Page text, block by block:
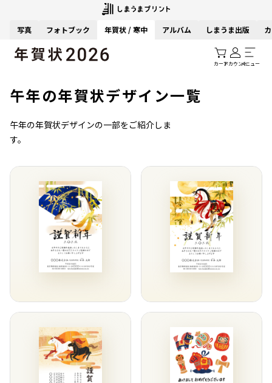
写真 フォトブック 年賀状 / 寒中 アルバム しまうま出版
カートアカウントメニュー
午年の年賀状デザイン一覧
午年の年賀状デザインの一部をご紹介しま
す。